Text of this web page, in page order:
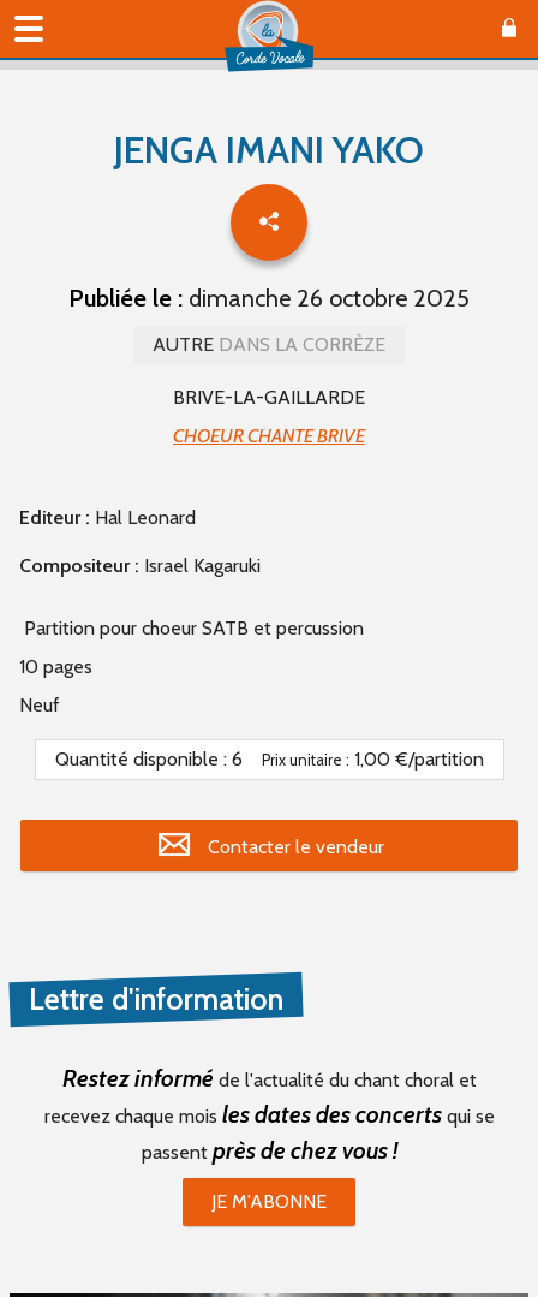
JENGA IMANI YAKO
Publiée le : dimanche 26 octobre 2025
AUTRE DANS LA CORRÈZE
BRIVE-LA-GAILLARDE
CHOEUR CHANTE BRIVE
Editeur : Hal Leonard
Compositeur : Israel Kagaruki
Partition pour choeur SATB et percussion
10 pages
Neuf
Quantité disponible : 6 Prix unitaire : 1,00 €/partition
Contacter le vendeur
Lettre d'information
Restez informé de l'actualité du chant choral et
recevez chaque mois les dates des concertsqui se
passent près de chez vous !
JE M'ABONNE